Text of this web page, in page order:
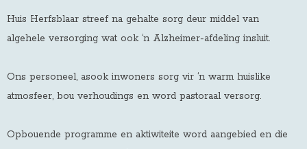
Huis Herfsblaar streef na gehalte sorg deur middel van
algehele versorging wat ook ‘n Alzheimer-afdeling insluit.
Ons personeel, asook inwoners sorg vir ‘n warm huislike
atmosfeer, bou verhoudings en word pastoraal versorg.
Opbouende programme en aktiwiteite word aangebied en die